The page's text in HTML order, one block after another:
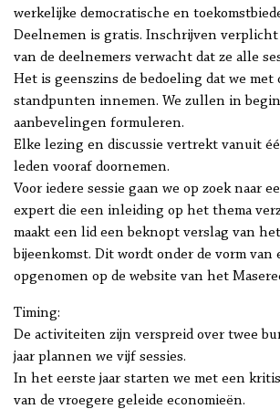
werkelijke democratische en
Deelnemen is gratis. Inschrijven
van de deelnemers verwacht dat ze alle
Het is geenszins de bedoeling dat we met
standpunten innemen. We zullen in
aanbevelingen formuleren.
Elke lezing en discussie vertrekt vanuit
leden vooraf doornemen.
Voor iedere sessie gaan we op zoek naar
expert die een inleiding op het thema
maakt een lid een beknopt verslag van
bijeenkomst. Dit wordt onder de vorm van
opgenomen op de website van het
Timing:
De activiteiten zijn verspreid over twee
jaar plannen we vijf sessies.
In het eerste jaar starten we met een
van de vroegere geleide economieën.